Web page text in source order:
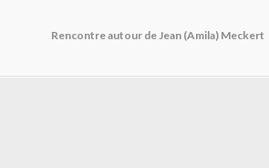
Rencontre autour de Jean (Amila) Meckert